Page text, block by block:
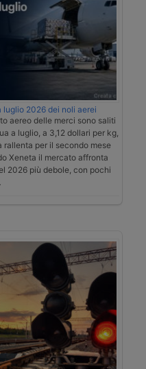
luglio 2026 dei noli aerei
aereo delle merci sono saliti
a luglio, a 3,12 dollari per kg,
rallenta per il secondo mese
Xeneta il mercato affronta
2026 più debole, con pochi